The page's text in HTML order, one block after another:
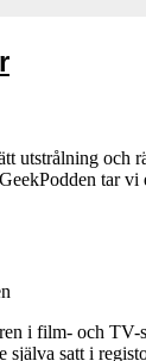
utstrålning och
tar
i film- och
själva satt i